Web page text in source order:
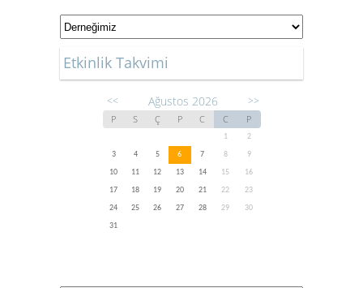
Etkinlik Takvimi
<< Ağustos 2026 >>
P S Ç P C C P
1
2
3
4 5 6 7 8
9
10
11 12 13 14 15
16
17
18 19 20 21 22
23
24
25 26 27 28 29
30
31